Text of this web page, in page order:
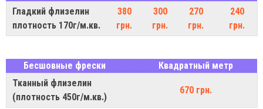
Гладкий флизелин
плотность 170г/м.кв.
380
грн.
300
грн.
270
грн.
240
грн.
Бесшовные фрески
Квадратный метр
Тканный флизелин
(плотность 450г/м.кв.)
670 грн.